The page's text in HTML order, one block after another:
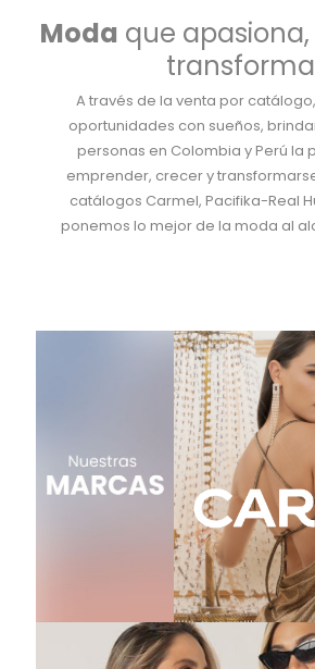
Moda que apasiona,
A través de la venta por
oportunidades con sueños,
personas en Colombia y Perú la
emprender, crecer y
catálogos Carmel, Pacifika-Real
ponemos lo mejor de la moda al